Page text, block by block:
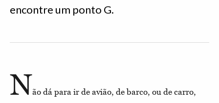
encontre um ponto G.
Não dá para ir de avião, de barco, ou de carro,